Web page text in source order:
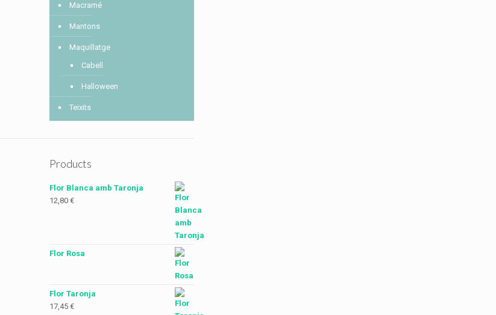
Macramé
Mantons
Maquillatge
Cabell
Halloween
Teixits
Products
Flor Blanca amb Taronja
12,80 €
Flor Rosa
Flor Taronja
17,45 €